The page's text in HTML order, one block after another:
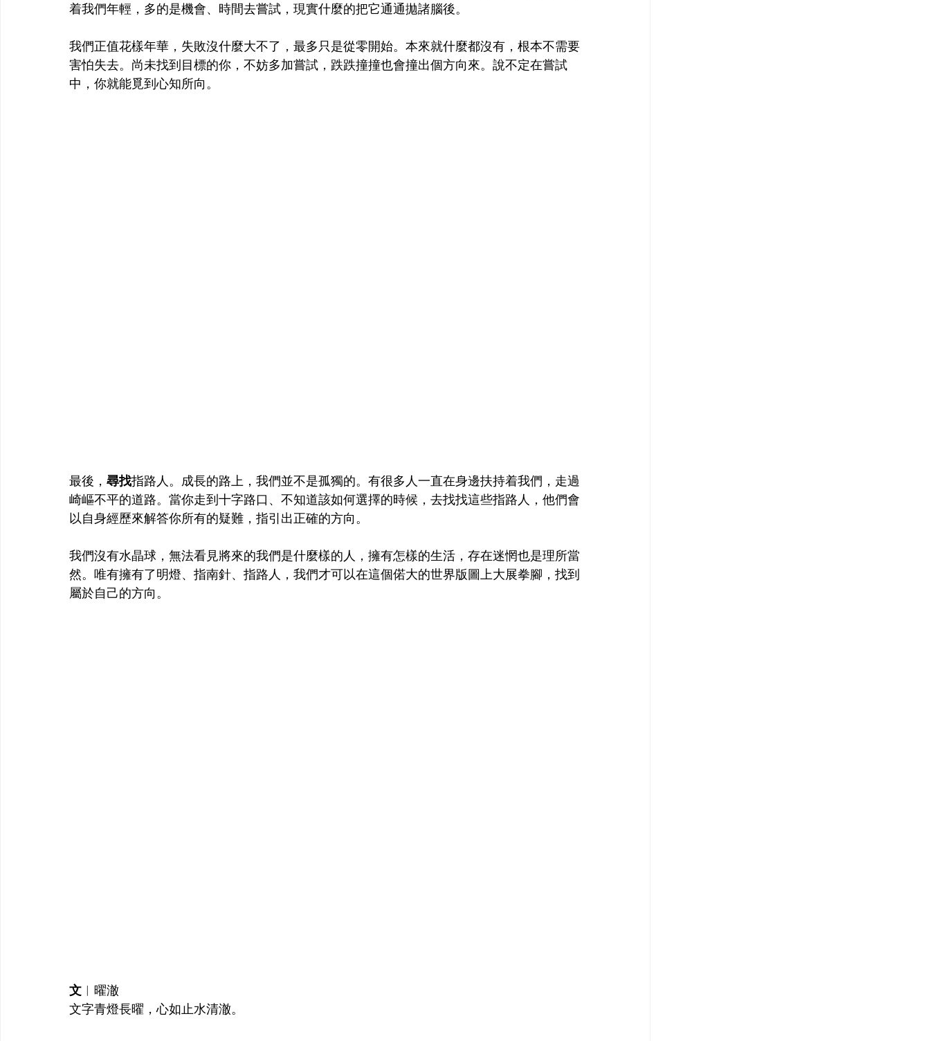
着我們年輕，多的是機會、時間去嘗試，現實什麼的把它通通拋諸腦後。
我們正值花樣年華，失敗沒什麼大不了，最多只是從零開始。本來就什麼都沒有，根本不需要
害怕失去。尚未找到目標的你，不妨多加嘗試，跌跌撞撞也會撞出個方向來。說不定在嘗試
中，你就能覓到心知所向。
最後， 尋找指路人。成長的路上，我們並不是孤獨的。有很多人一直在身邊扶持着我們，走過
崎嶇不平的道路。當你走到十字路口、不知道該如何選擇的時候，去找找這些指路人，他們會
以自身經歷來解答你所有的疑難，指引出正確的方向。
我們沒有水晶球，無法看見將來的我們是什麼樣的人，擁有怎樣的生活，存在迷惘也是理所當
然。唯有擁有了明燈、指南針、指路人，我們才可以在這個偌大的世界版圖上大展拳腳，找到
屬於自己的方向。
文 ︱ 曜澈
文字青燈長曜，心如止水清澈。